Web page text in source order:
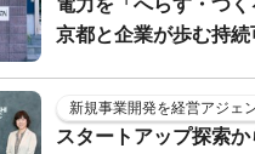
京都と企業が歩む持
新規事業開発を経営アジェ
スタートアップ探索